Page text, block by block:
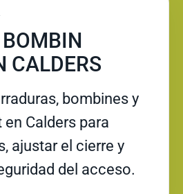
CALDERS
bombines y
Calders para
ajustar el cierre y
del acceso.